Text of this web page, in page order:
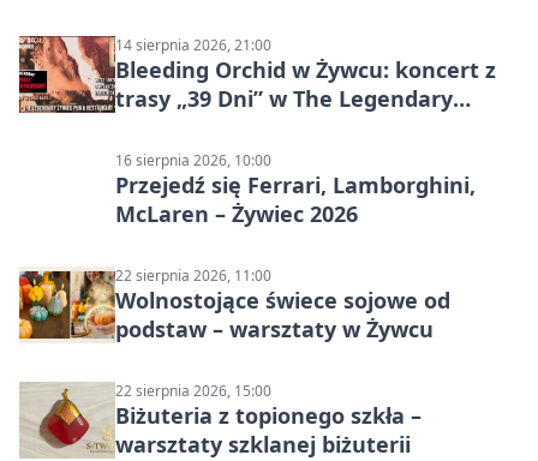
14 sierpnia 2026, 21:00
Bleeding Orchid w Żywcu: koncert z
trasy „39 Dni” w The Legendary
16 sierpnia 2026, 10:00
Przejedź się Ferrari, Lamborghini,
McLaren – Żywiec 2026
22 sierpnia 2026, 11:00
Wolnostojące świece sojowe od
podstaw – warsztaty w Żywcu
22 sierpnia 2026, 15:00
Biżuteria z topionego szkła –
warsztaty szklanej biżuterii